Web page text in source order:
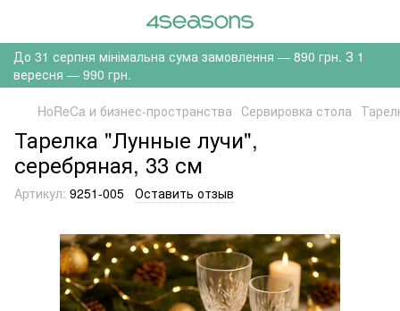
До 31 серпня мінімальна сума замовлення — 890 грн. З 1
вересня — 990 грн.
HoReCa и бизнес-пространства Сервировка стола
Тарелка "Лунные лучи",
серебряная, 33 см
Артикул: 9251-005 Оставить отзыв